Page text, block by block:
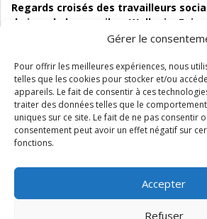
Gérer le
Pour offrir les meilleures expériences, nous
telles que les cookies pour stocker et/ou
appareils. Le fait de consentir à ces
traiter des données telles que le
uniques sur ce site. Le fait de ne pas consentir
consentement peut avoir un effet négatif sur
fonctions.
Accepter
Refuser
Regards croisés des travailleurs
de jour de bas seuil en Wallonie.
06 Juil 2026
Étude d’évaluabilité des Structures
d’accompagnement à l’autocréation
01 Juil 2026
Pénurie du personnel infirmier :quels
Wallonie ?